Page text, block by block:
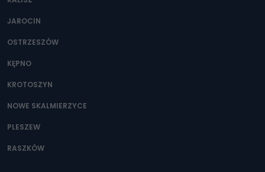
JAROCIN
OSTRZESZÓW
KĘPNO
KROTOSZYN
NOWE SKALMIERZYCE
PLESZEW
RASZKÓW